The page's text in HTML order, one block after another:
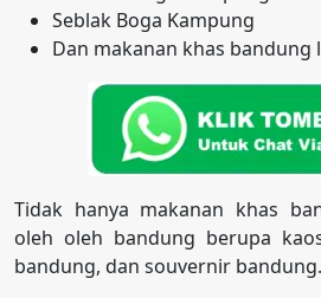
Seblak Boga Kampung
Dan makanan khas bandung
Tidak hanya makanan khas
oleh oleh bandung berupa
bandung, dan souvernir bandung.